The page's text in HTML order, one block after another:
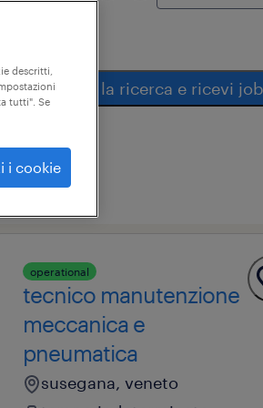
salva la ricerca e ricevi
operational
tecnico manutenzione
meccanica e
pneumatica
susegana, veneto
descritti,
tutti". Se
i cookie